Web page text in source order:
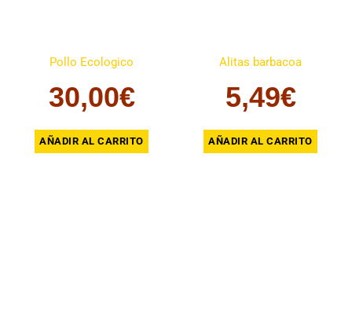
Pollo Ecologico
30,00€
AÑADIR AL CARRITO
Alitas barbacoa
5,49€
AÑADIR AL CARRITO